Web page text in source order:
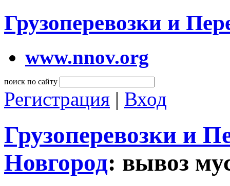
Грузоперевозки и
www.nnov.org
поиск по сайту
Регистрация | Вход
Грузоперевозки и
Новгород: вывоз